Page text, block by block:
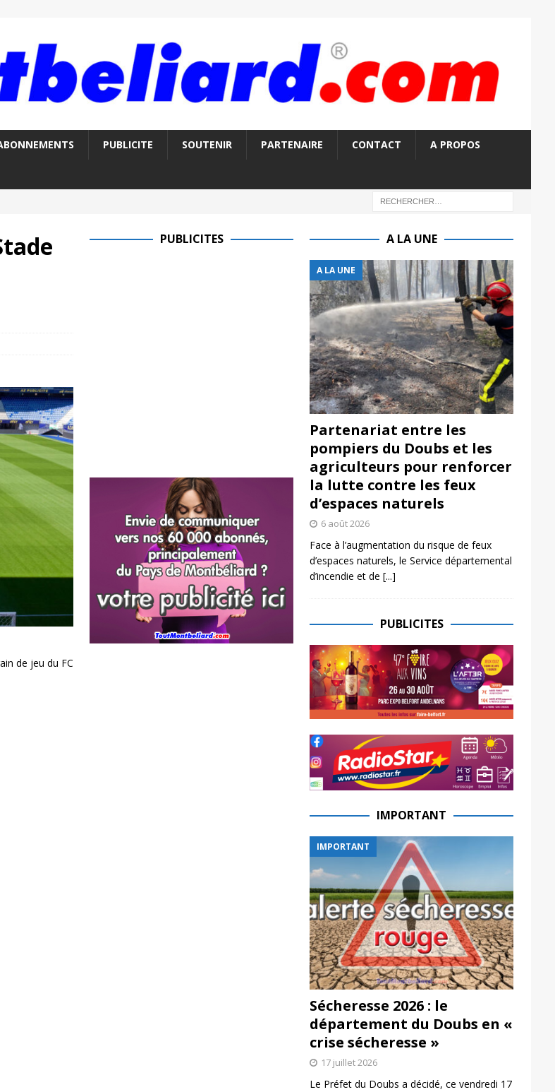
PUBLICITE SOUTENIR PARTENAIRE CONTACT A PROPOS
de jeu du FC
PUBLICITES A LA UNE
A LA UNE
Partenariat entre les
pompiers du Doubs et les
agriculteurs pour renforcer
la lutte contre les feux
d’espaces naturels
6 août 2026
Face à l’augmentation du risque de feux
d’espaces naturels, le Service départemental
d’incendie et de [...]
PUBLICITES
IMPORTANT
IMPORTANT
Sécheresse 2026 : le
département du Doubs en «
crise sécheresse »
17 juillet 2026
Le Préfet du Doubs a décidé, ce vendredi 17